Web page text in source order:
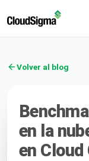
Volver al blog
en la
en